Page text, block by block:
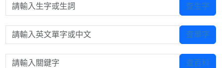
請輸入生字或生詞 查生字
請輸入英文單字或中文 查單字
請輸入關鍵字 查百科